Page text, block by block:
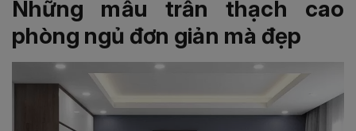
Những mẫu trần thạch cao
phòng ngủ đơn giản mà đẹp